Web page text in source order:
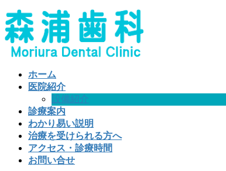
コ
ン
テ
ン
ナ
ビ
ゲ
ー
ホーム
医院紹介
設備紹介
診療案内
わかり易い説明
治療を受けられる方へ
アクセス・診療時間
お問い合せ